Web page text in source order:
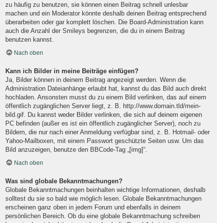
zu häufig zu benutzen, sie können einen Beitrag schnell unlesbar
machen und ein Moderator könnte deshalb deinen Beitrag entsprechend
überarbeiten oder gar komplett löschen. Die Board-Administration kann
auch die Anzahl der Smileys begrenzen, die du in einem Beitrag
benutzen kannst.
Nach oben
Kann ich Bilder in meine Beiträge einfügen?
Ja, Bilder können in deinem Beitrag angezeigt werden. Wenn die
Administration Dateianhänge erlaubt hat, kannst du das Bild auch direkt
hochladen. Ansonsten musst du zu einem Bild verlinken, das auf einem
öffentlich zugänglichen Server liegt, z. B. http://www.domain.tld/mein-
bild.gif. Du kannst weder Bilder verlinken, die sich auf deinem eigenen
PC befinden (außer es ist ein öffentlich zugänglicher Server), noch zu
Bildern, die nur nach einer Anmeldung verfügbar sind, z. B. Hotmail- oder
Yahoo-Mailboxen, mit einem Passwort geschützte Seiten usw. Um das
Bild anzuzeigen, benutze den BBCode-Tag „[img]“.
Nach oben
Was sind globale Bekanntmachungen?
Globale Bekanntmachungen beinhalten wichtige Informationen, deshalb
solltest du sie so bald wie möglich lesen. Globale Bekanntmachungen
erscheinen ganz oben in jedem Forum und ebenfalls in deinem
persönlichen Bereich. Ob du eine globale Bekanntmachung schreiben